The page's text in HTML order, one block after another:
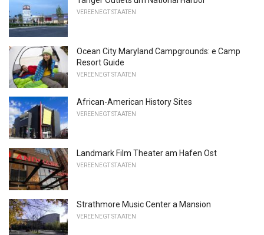
VEREENEGT STAATEN
Ocean City Maryland Campgrounds: e Camp
Resort Guide
VEREENEGT STAATEN
African-American History Sites
VEREENEGT STAATEN
Landmark Film Theater am Hafen Ost
VEREENEGT STAATEN
Strathmore Music Center a Mansion
VEREENEGT STAATEN